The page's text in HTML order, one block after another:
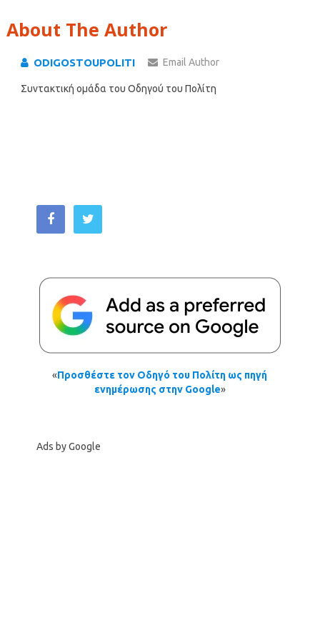
About The Author
ODIGOSTOUPOLITI Email Author
Συντακτική ομάδα του Οδηγού του Πολίτη
«Προσθέστε τον Οδηγό του Πολίτη ως πηγή
ενημέρωσης στην Google»
Ads by Google